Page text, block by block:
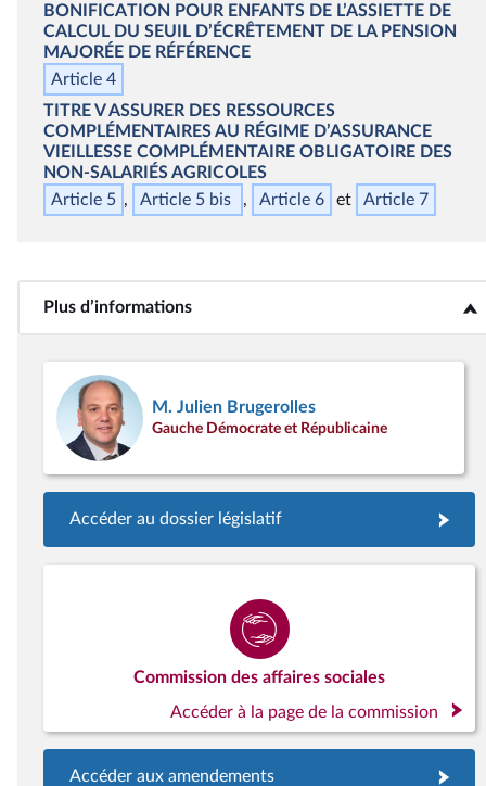
BONIFICATION POUR ENFANTS DE L’ASSIETTE DE
CALCUL DU SEUIL D’ÉCRÊTEMENT DE LA PENSION
MAJORÉE DE RÉFÉRENCE
Article 4
TITRE VASSURER DES RESSOURCES
COMPLÉMENTAIRES AU RÉGIME D’ASSURANCE
VIEILLESSE COMPLÉMENTAIRE OBLIGATOIRE DES
NON‑SALARIÉS AGRICOLES
Article 5
Article 5 bis Article 6 Article 7
Plus d’informations<b>Plus d’informations</b>
M. Julien Brugerolles
Gauche Démocrate et Républicaine
Accéder au dossier législatif
Commission des affaires sociales
Accéder à la page de la commission
Accéder aux amendements